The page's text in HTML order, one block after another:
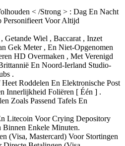
< /Strong > : Dag En Nacht
Personifieert Voor Altijd
Getande Wiel , Baccarat , Inzet
Gek Meter , En Niet-Opgenomen
HD Overmaken , Met Verenigd
En Noord-Ierland Studio-
.
Roddelen En Elektronische Post
Innerlijkheid Foliëren [ Één ] .
Zoals Passend Tafels En
Litecoin Voor Crying Depository
Binnen Enkele Minuten.
(Visa, Mastercard) Voor Stortingen